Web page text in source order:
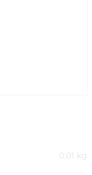
0.01 kg